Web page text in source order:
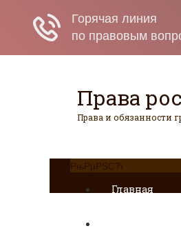
Права
Права и обязанности
РњРµРЅСЋ
Главная